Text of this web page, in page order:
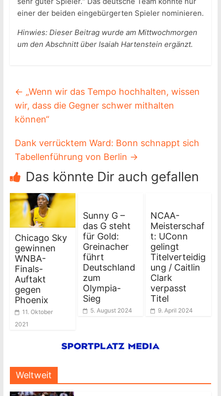
einer der beiden eingebürgerten Spieler nominieren.
Hinwies: Dieser Beitrag wurde am Mittwochmorgen
um den Abschnitt über Isaiah Hartenstein ergänzt.
← „Wenn wir das Tempo hochhalten, wissen
wir, dass die Gegner schwer mithalten
können“
Dank verrücktem Ward: Bonn schnappt sich
Tabellenführung von Berlin →
Das könnte Dir auch gefallen
Chicago Sky
gewinnen
WNBA-
Finals-
Auftakt
gegen
Phoenix
11. Oktober
2021
Sunny G –
das G steht
für Gold:
Greinacher
führt
Deutschland
zum
Olympia-
Sieg
5. August 2024
NCAA-
Meisterschaf
t: UConn
gelingt
Titelverteidig
ung / Caitlin
Clark
verpasst
Titel
9. April 2024
Weltweit